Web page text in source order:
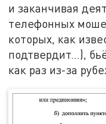
и заканчивая
телефонных
которых, как
подтвердит…),
как раз из-за